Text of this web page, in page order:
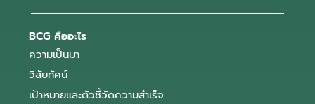
BCG คืออะไร
ความเป็นมา
วิสัยทัศน์
เป้าหมายและตัวชี้วัดความสำเร็จ